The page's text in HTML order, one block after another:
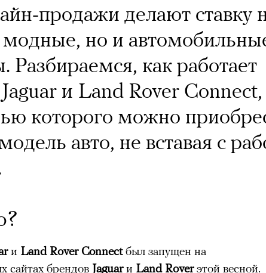
продажи делают ставку
модные, но и
Разбираемся, как работает
и Land Rover Connect,
которого можно
авто, не вставая с
и Land Rover Connectбыл запущен на
сайтах брендов Jaguarи Land Roverэтой весной.